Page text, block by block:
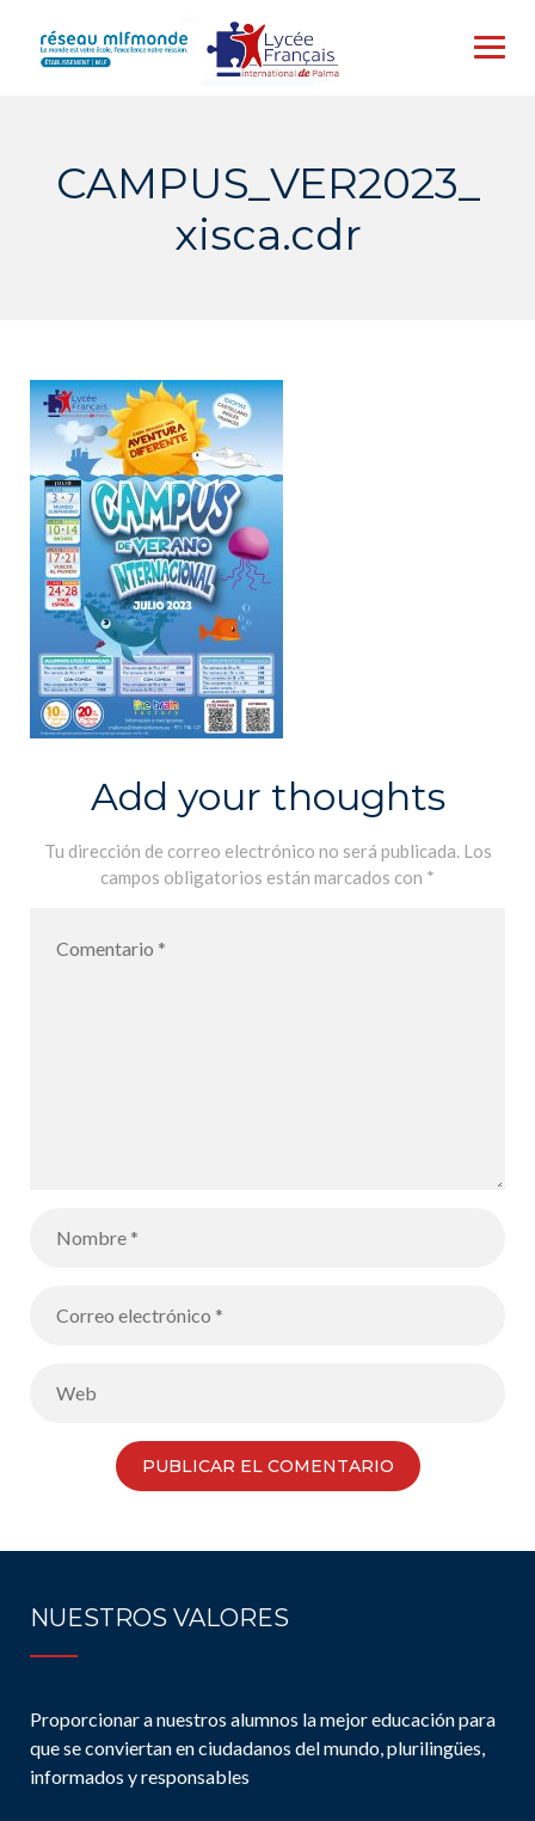
content
CAMPUS_VER2023_
xisca.cdr
Add your thoughts
Tu dirección de correo electrónico no será publicada. Los
campos obligatorios están marcados con *
NUESTROS VALORES
Proporcionar a nuestros alumnos la mejor educación para
que se conviertan en ciudadanos del mundo, plurilingües,
informados y responsables